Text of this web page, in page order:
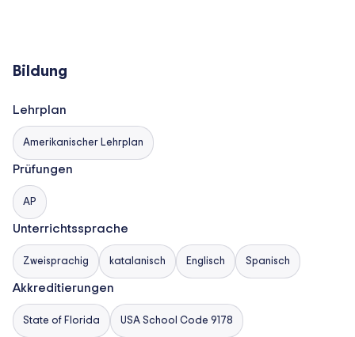
Bildung
Lehrplan
Amerikanischer Lehrplan
Prüfungen
AP
Unterrichtssprache
Zweisprachig katalanisch Englisch Spanisch
Akkreditierungen
State of Florida USA School Code 9178